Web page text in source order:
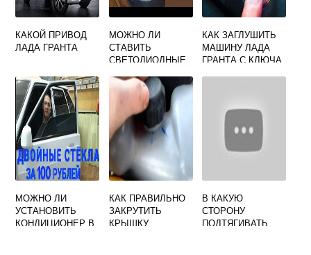
КАКОЙ ПРИВОД
ЛАДА ГРАНТА
МОЖНО ЛИ
СТАВИТЬ
СВЕТОДИОДНЫЕ
ВЕСТУ
КАК ЗАГЛУШИТЬ
МАШИНУ ЛАДА
ГРАНТА С КЛЮЧА
МОЖНО ЛИ
УСТАНОВИТЬ
КОНДИЦИОНЕР В
КАК ПРАВИЛЬНО
ЗАКРУТИТЬ
КРЫШКУ
В КАКУЮ
СТОРОНУ
ПОДТЯГИВАТЬ